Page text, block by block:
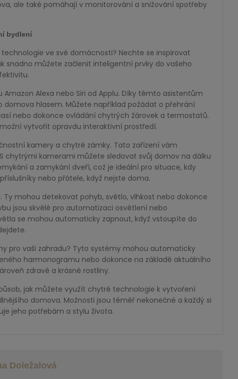
ale také pomáhají v monitorování a snižování spotřeby
bydlení
ve své domácnosti? Nechte se inspirovat
snadno můžete začlenit inteligentní prvky do vašeho
Alexa nebo Siri od Applu. Díky těmto asistentům
hlasem. Můžete například požádat o přehrání
nebo dokonce ovládání chytrých žárovek a termostatů.
vytvořit opravdu interaktivní prostředí.
kamery a chytré zámky. Tato zařízení vám
chytrými kamerami můžete sledovat svůj domov na dálku
a zamykání dveří, což je ideální pro situace, kdy
nebo přátele, když nejste doma.
mohou detekovat pohyb, světlo, vlhkost nebo dokonce
jsou skvělé pro automatizaci osvětlení nebo
se mohou automaticky zapnout, když vstoupíte do
pro vaši zahradu? Tyto systémy mohou automaticky
harmonogramu nebo dokonce na základě aktuálního
zdravé a krásné rostliny.
jak můžete využít chytré technologie k vytvoření
domova. Možnosti jsou téměř nekonečné a každý si
jeho potřebám a stylu života.
Doležalová